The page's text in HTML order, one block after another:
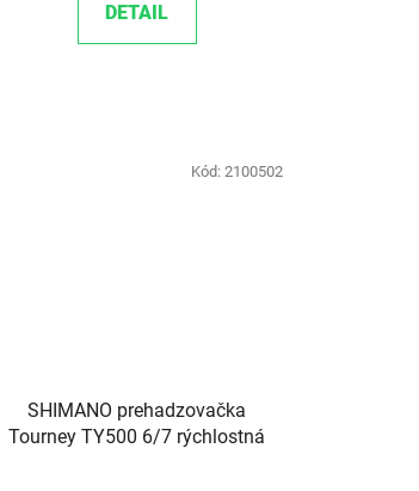
DETAIL
SHIMANO prehadzovačka
Tourney TY500 6/7 rýchlostná
Kód: 2100502